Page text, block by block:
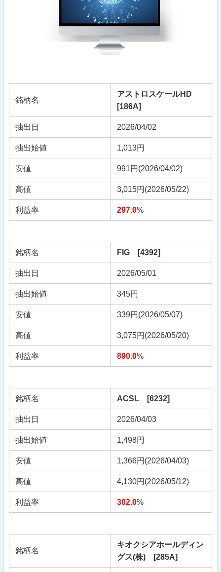
銘柄名
アストロスケールHD
[186A]
抽出日 2026/04/02
抽出始値 1,013円
安値 991円(2026/04/02)
高値 3,015円(2026/05/22)
利益率 297.0%
銘柄名 FIG [4392]
抽出日 2026/05/01
抽出始値 345円
安値 339円(2026/05/07)
高値 3,075円(2026/05/20)
利益率 890.0%
銘柄名 ACSL [6232]
抽出日 2026/04/03
抽出始値 1,498円
安値 1,366円(2026/04/03)
高値 4,130円(2026/05/12)
利益率 302.0%
銘柄名
キオクシアホールディン
グス(株) [285A]